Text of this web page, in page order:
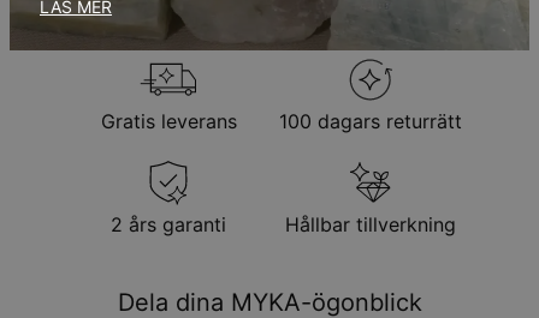
Observera att personliga smycken är unika och endast kan
returneras för utbyte eller butikskredit
LÄS MER
Gratis leverans 100 dagars returrätt
2 års garanti Hållbar tillverkning
Dela dina MYKA-ögonblick